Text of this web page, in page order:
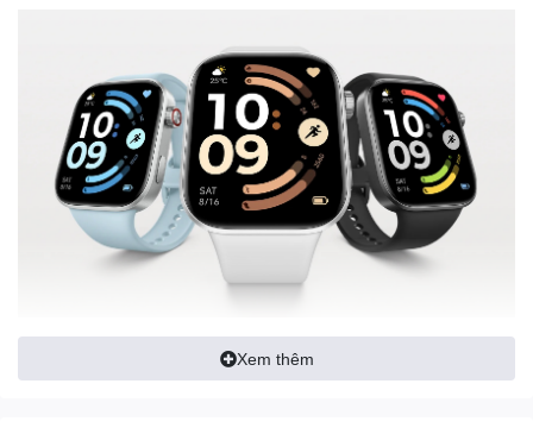
2.07 inch Xem thêm